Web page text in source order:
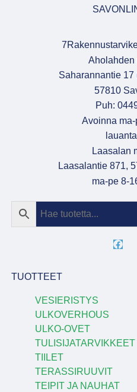
Aholahden
Saharannantie 17
57810
Puh:
Avoinna
Laasalan
Laasalantie 871,
ma-pe 8-
TUOTTEET
VESIERISTYS
ULKOVERHOUS
ULKO-OVET
TULISIJATARVIKKEET
TIILET
TERASSIRUUVIT
TEIPIT JA NAUHAT